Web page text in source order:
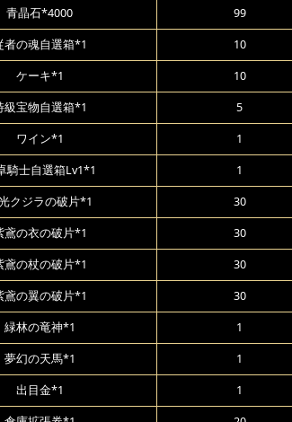
青晶石*4000 99
者の魂自選箱*1 10
ケーキ*1 10
級宝物自選箱*1 5
ワイン*1 1
騎士自選箱Lv1*1 1
クジラの破片*1 30
鳶の衣の破片*1 30
鳶の杖の破片*1 30
鳶の翼の破片*1 30
緑林の竜神*1 1
夢幻の天馬*1 1
出目金*1 1